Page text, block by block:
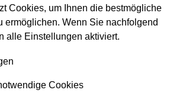
gehören privaten Eigentümern.
Dass es auch hier vielerorts an
bezahlbarem Wohnraum mangelt,
Bundesregierung so schnell nicht
Boppard. Aber: „Wir werden es
Cookies, um Ihnen die bestmögliche
ermöglichen. Wenn Sie nachfolgend
alle Einstellungen aktiviert.
Cookies